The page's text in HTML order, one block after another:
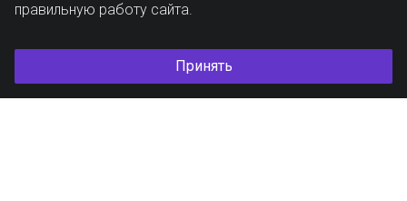
правильную работу сайта.
Принять